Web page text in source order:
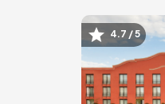
Imagem
4.7 / 5